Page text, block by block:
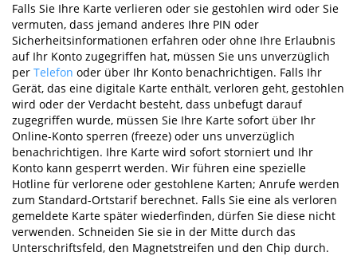
Falls Sie Ihre Karte verlieren oder sie gestohlen wird oder Sie
vermuten, dass jemand anderes Ihre PIN oder
Sicherheitsinformationen erfahren oder ohne Ihre Erlaubnis
auf Ihr Konto zugegriffen hat, müssen Sie uns unverzüglich
per Telefon oder über Ihr Konto benachrichtigen. Falls Ihr
Gerät, das eine digitale Karte enthält, verloren geht, gestohlen
wird oder der Verdacht besteht, dass unbefugt darauf
zugegriffen wurde, müssen Sie Ihre Karte sofort über Ihr
Online-Konto sperren (freeze) oder uns unverzüglich
benachrichtigen. Ihre Karte wird sofort storniert und Ihr
Konto kann gesperrt werden. Wir führen eine spezielle
Hotline für verlorene oder gestohlene Karten; Anrufe werden
zum Standard-Ortstarif berechnet. Falls Sie eine als verloren
gemeldete Karte später wiederfinden, dürfen Sie diese nicht
verwenden. Schneiden Sie sie in der Mitte durch das
Unterschriftsfeld, den Magnetstreifen und den Chip durch.